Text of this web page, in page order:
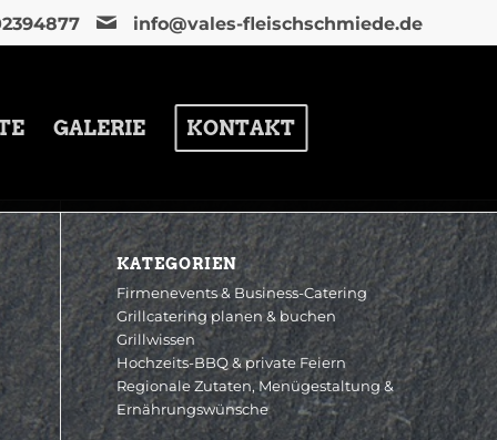
info@vales-fleischschmiede.de
GALERIE KONTAKT
KATEGORIEN
Firmenevents & Business-Catering
Grillcatering planen & buchen
Grillwissen
Hochzeits-BBQ & private Feiern
Regionale Zutaten, Menügestaltung &
Ernährungswünsche